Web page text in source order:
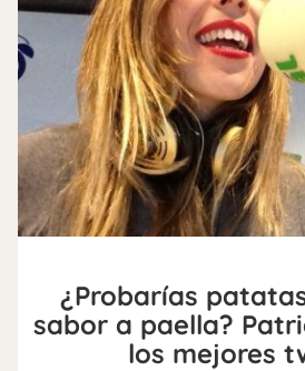
¿Probarías
sabor a paella?
los mejores